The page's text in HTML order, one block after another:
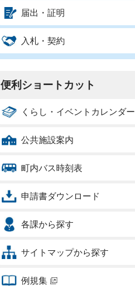
届出・証明
入札・契約
便利ショートカット
くらし・イベントカレンダー
公共施設案内
町内バス時刻表
申請書ダウンロード
各課から探す
サイトマップから探す
例規集